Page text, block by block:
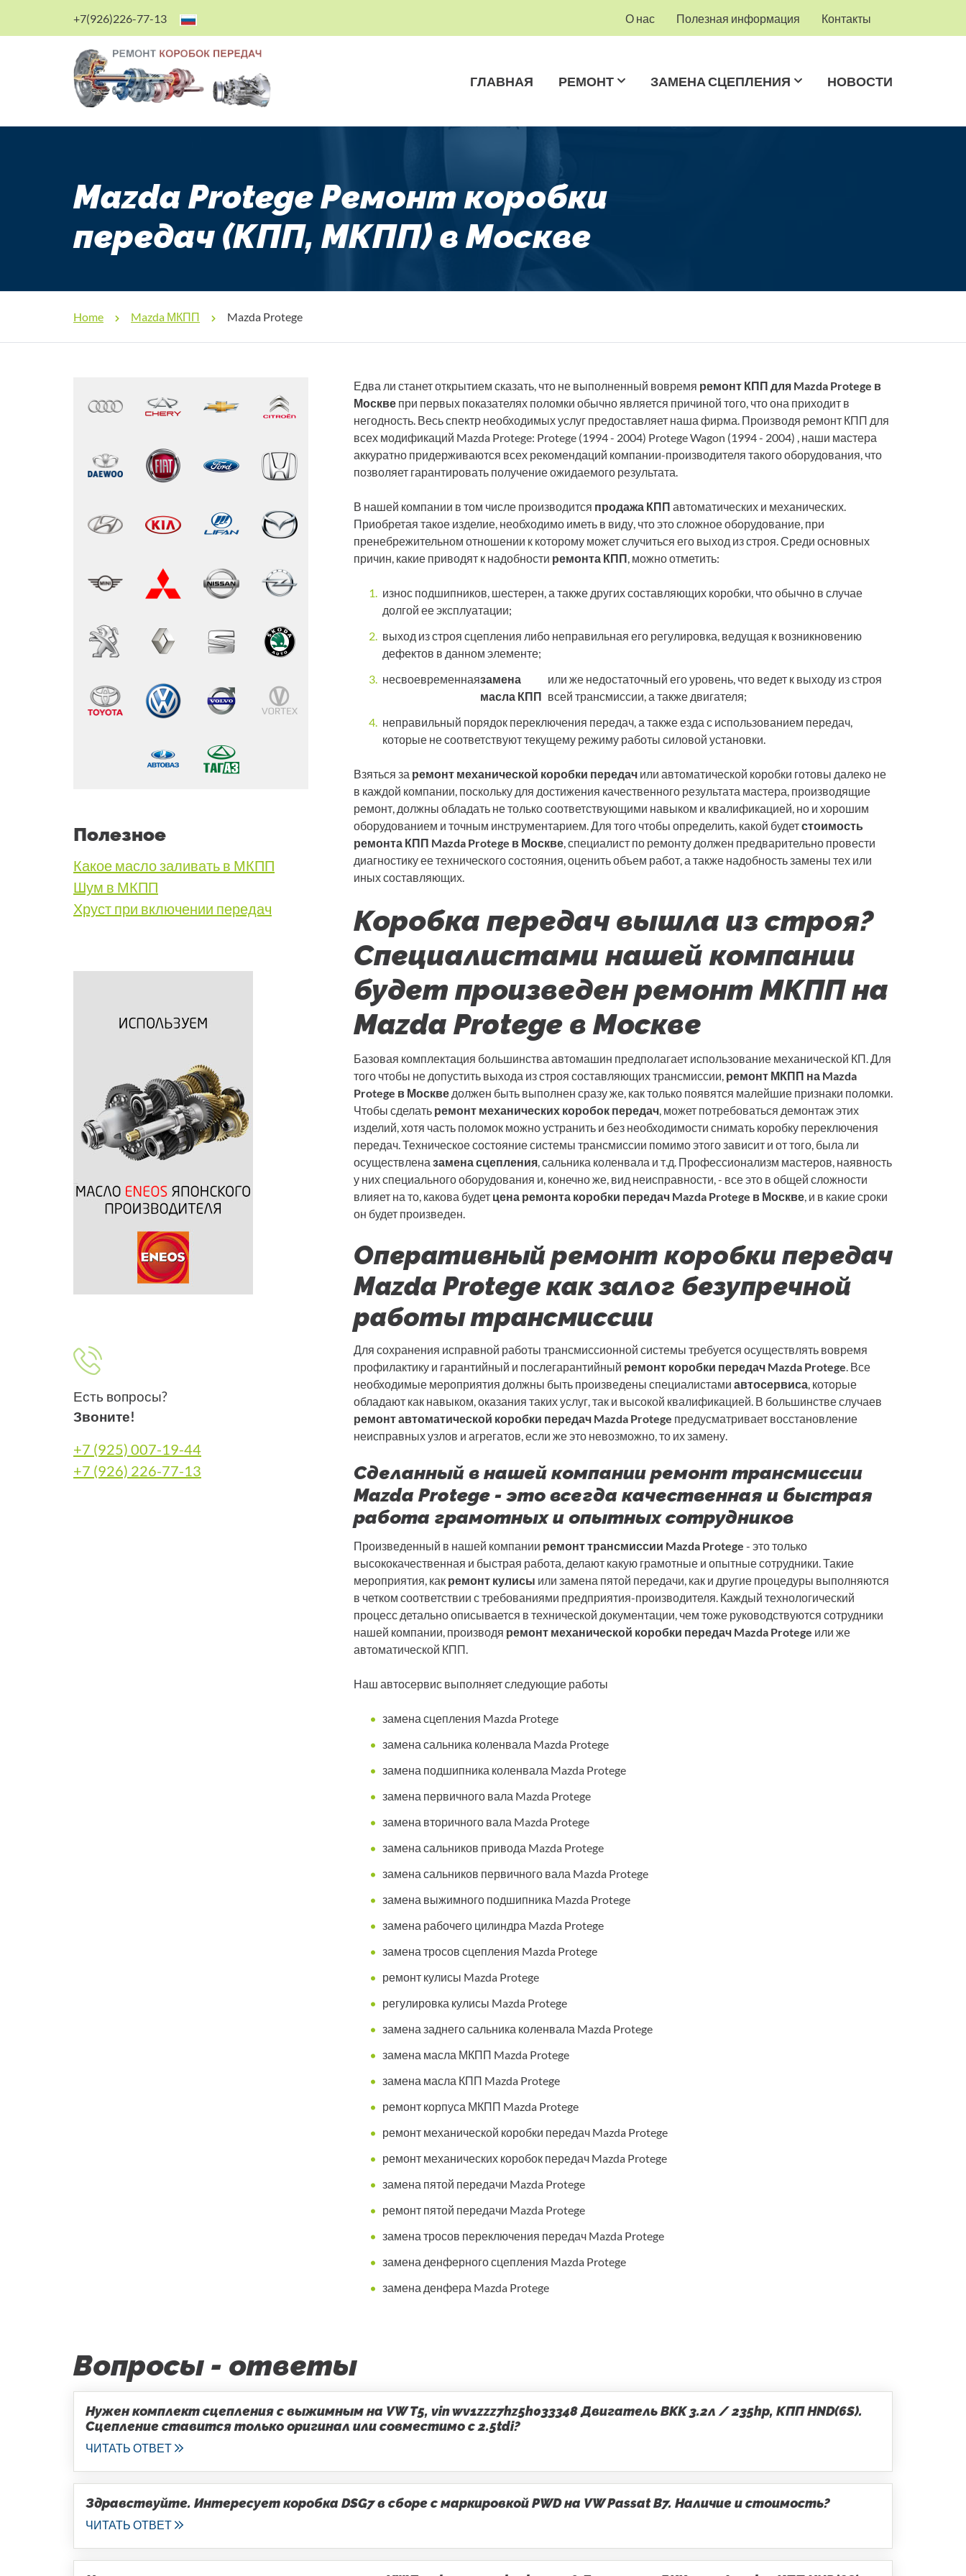
ГЛАВНАЯ РЕМОНТ ЗАМЕНА СЦЕПЛЕНИЯ НОВОСТИ
+7(926)226-77-13 О нас Полезная информация Контакты
Mazda Protege Ремонт коробки
передач (КПП, МКПП) в Москве
Home Mazda МКПП Mazda Protege
Полезное
Какое масло заливать в МКПП
Шум в МКПП
Хруст при включении передач
Есть вопросы?
Звоните!
+7 (925) 007-19-44
+7 (926) 226-77-13
Едва ли станет открытием сказать, что не выполненный вовремя ремонт КПП для Mazda Protege в
Москве при первых показателях поломки обычно является причиной того, что она приходит в
негодность. Весь спектр необходимых услуг предоставляет наша фирма. Производя ремонт КПП для
всех модификаций Mazda Protege: Protege (1994 - 2004) Protege Wagon (1994 - 2004) , наши мастера
аккуратно придерживаются всех рекомендаций компании-производителя такого оборудования, что
позволяет гарантировать получение ожидаемого результата.
В нашей компании в том числе производится продажа КПП автоматических и механических.
Приобретая такое изделие, необходимо иметь в виду, что это сложное оборудование, при
пренебрежительном отношении к которому может случиться его выход из строя. Среди основных
причин, какие приводят к надобности ремонта КПП, можно отметить:
износ подшипников, шестерен, а также других составляющих коробки, что обычно в случае
долгой ее эксплуатации;
выход из строя сцепления либо неправильная его регулировка, ведущая к возникновению
дефектов в данном элементе;
несвоевременнаязамена
масла КПП
или же недостаточный его уровень, что ведет к выходу из строя
всей трансмиссии, а также двигателя;
неправильный порядок переключения передач, а также езда с использованием передач,
которые не соответствуют текущему режиму работы силовой установки.
Взяться за ремонт механической коробки передач или автоматической коробки готовы далеко не
в каждой компании, поскольку для достижения качественного результата мастера, производящие
ремонт, должны обладать не только соответствующими навыком и квалификацией, но и хорошим
оборудованием и точным инструментарием. Для того чтобы определить, какой будетстоимость
ремонта КПП Mazda Protege в Москве, специалист по ремонту должен предварительно провести
диагностику ее технического состояния, оценить объем работ, а также надобность замены тех или
иных составляющих.
Коробка передач вышла из строя?
Специалистами нашей компании
будет произведен ремонт МКПП на
Mazda Protege в Москве
Базовая комплектация большинства автомашин предполагает использование механической КП. Для
того чтобы не допустить выхода из строя составляющих трансмиссии, ремонт МКПП на Mazda
Protege в Москве должен быть выполнен сразу же, как только появятся малейшие признаки поломки.
Чтобы сделать ремонт механических коробок передач, может потребоваться демонтаж этих
изделий, хотя часть поломок можно устранить и без необходимости снимать коробку переключения
передач. Техническое состояние системы трансмиссии помимо этого зависит и от того, была ли
осуществлена замена сцепления, сальника коленвала и т.д. Профессионализм мастеров, наявность
у них специального оборудования и, конечно же, вид неисправности, - все это в общей сложности
влияет на то, какова будет цена ремонта коробки передач Mazda Protege в Москве, и в какие сроки
он будет произведен.
Оперативный ремонт коробки передач
Mazda Protege как залог безупречной
работы трансмиссии
Для сохранения исправной работы трансмиссионной системы требуется осуществлять вовремя
профилактику и гарантийный и послегарантийный ремонт коробки передач Mazda Protege. Все
необходимые мероприятия должны быть произведены специалистами автосервиса, которые
обладают как навыком, оказания таких услуг, так и высокой квалификацией. В большинстве случаев
ремонт автоматической коробки передач Mazda Protege предусматривает восстановление
неисправных узлов и агрегатов, если же это невозможно, то их замену.
Сделанный в нашей компании ремонт трансмиссии
Mazda Protege - это всегда качественная и быстрая
работа грамотных и опытных сотрудников
Произведенный в нашей компании ремонт трансмиссии Mazda Protege - это только
высококачественная и быстрая работа, делают какую грамотные и опытные сотрудники. Такие
мероприятия, как ремонт кулисы или замена пятой передачи, как и другие процедуры выполняются
в четком соответствии с требованиями предприятия-производителя. Каждый технологический
процесс детально описывается в технической документации, чем тоже руководствуются сотрудники
нашей компании, производя ремонт механической коробки передач Mazda Protege или же
автоматической КПП.
Наш автосервис выполняет следующие работы
замена сцепления Mazda Protege
замена сальника коленвала Mazda Protege
замена подшипника коленвала Mazda Protege
замена первичного вала Mazda Protege
замена вторичного вала Mazda Protege
замена сальников привода Mazda Protege
замена сальников первичного вала Mazda Protege
замена выжимного подшипника Mazda Protege
замена рабочего цилиндра Mazda Protege
замена тросов сцепления Mazda Protege
ремонт кулисы Mazda Protege
регулировка кулисы Mazda Protege
замена заднего сальника коленвала Mazda Protege
замена масла МКПП Mazda Protege
замена масла КПП Mazda Protege
ремонт корпуса МКПП Mazda Protege
ремонт механической коробки передач Mazda Protege
ремонт механических коробок передач Mazda Protege
замена пятой передачи Mazda Protege
ремонт пятой передачи Mazda Protege
замена тросов переключения передач Mazda Protege
замена денферного сцепления Mazda Protege
замена денфера Mazda Protege
Вопросы - ответы
Нужен комплект сцепления с выжимным на VW T5, vin wv1zzz7hz5h033348 Двигатель BKK 3.2л / 235hp, КПП HND(6S).
Сцепление ставится только оригинал или совместимо с 2.5tdi?
ЧИТАТЬ ОТВЕТ
Здравствуйте. Интересует коробка DSG7 в сборе с маркировкой PWD на VW Passat B7. Наличие и стоимость?
ЧИТАТЬ ОТВЕТ